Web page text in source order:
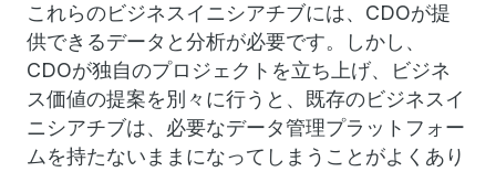
これらのビジネスイニシアチブには、CDOが提
供できるデータと分析が必要です。しかし、
CDOが独自のプロジェクトを立ち上げ、ビジネ
ス価値の提案を別々に行うと、既存のビジネスイ
ニシアチブは、必要なデータ管理プラットフォー
ムを持たないままになってしまうことがよくあり